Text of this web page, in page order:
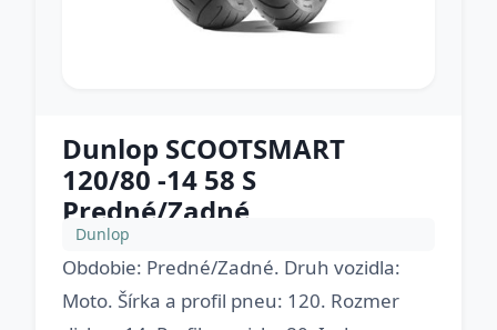
Dunlop SCOOTSMART
120/80 -14 58 S
Predné/Zadné
Dunlop
Obdobie: Predné/Zadné. Druh vozidla:
Moto. Šírka a profil pneu: 120. Rozmer